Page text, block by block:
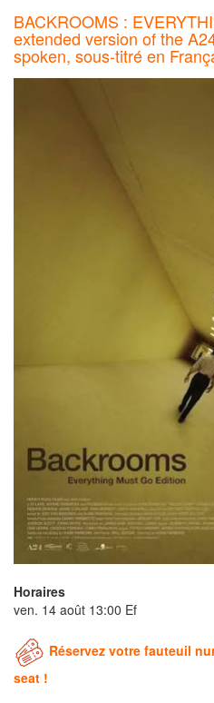
BACKROOMS :
extended version of the
spoken, sous-titré en
Horaires
ven. 14 août 13:00 Ef
Réservez votre fauteuil
seat !